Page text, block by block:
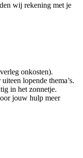
wij rekening met je
onkosten).
lopende thema’s.
in het zonnetje.
jouw hulp meer